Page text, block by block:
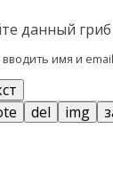
данный гриб
имя и